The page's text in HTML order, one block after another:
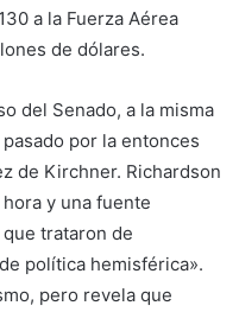
a la Fuerza Aérea
de dólares.
del Senado, a la misma
por la entonces
de Kirchner. Richardson
y una fuente
trataron de
política hemisférica».
pero revela que